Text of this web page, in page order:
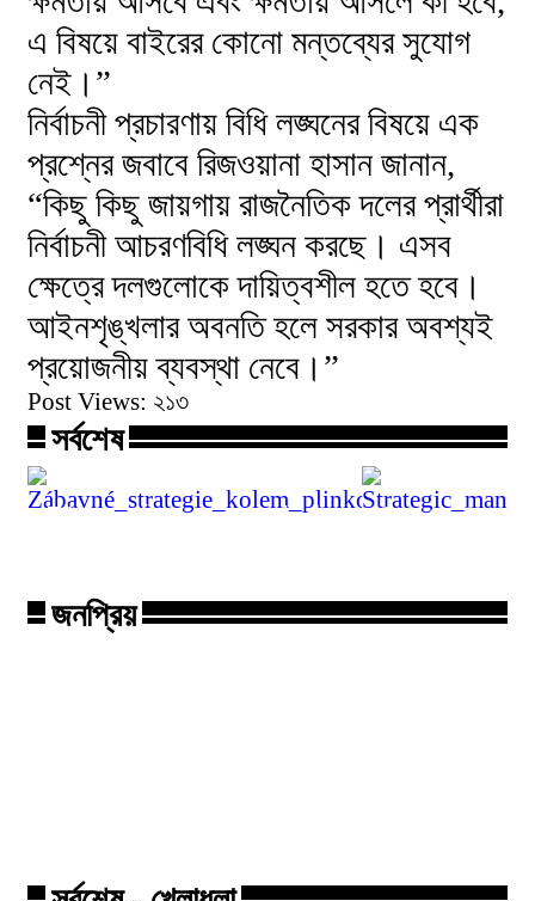
এ বিষয়ে বাইরের কোনো মন্তব্যের সুযোগ
নেই।”
নির্বাচনী প্রচারণায় বিধি লঙ্ঘনের বিষয়ে এক
প্রশ্নের জবাবে রিজওয়ানা হাসান জানান,
“কিছু কিছু জায়গায় রাজনৈতিক দলের প্রার্থীরা
নির্বাচনী আচরণবিধি লঙ্ঘন করছে। এসব
ক্ষেত্রে দলগুলোকে দায়িত্বশীল হতে হবে।
আইনশৃঙ্খলার অবনতি হলে সরকার অবশ্যই
প্রয়োজনীয় ব্যবস্থা নেবে।”
Post Views: ২১৩
সর্বশেষ
জনপ্রিয়